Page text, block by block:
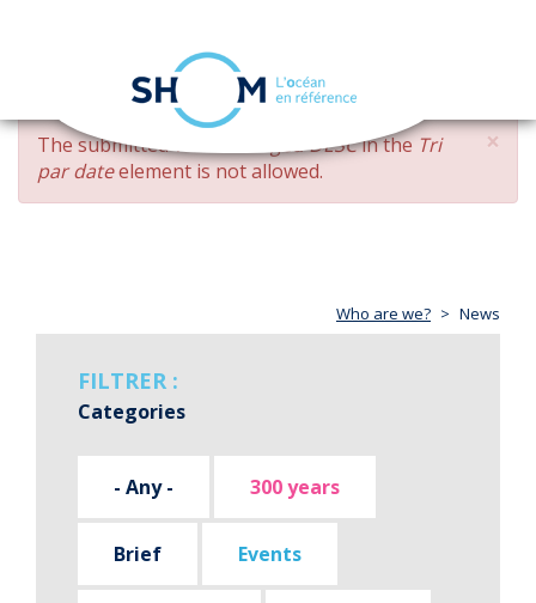
Skip
main
content
navigation
×
ERROR
MESSAGE
The submitted value changed DESCin the Tri
par dateelement is not allowed.
Who are we? News
FILTRER :
Categories
- Any - 300 years
Brief Events